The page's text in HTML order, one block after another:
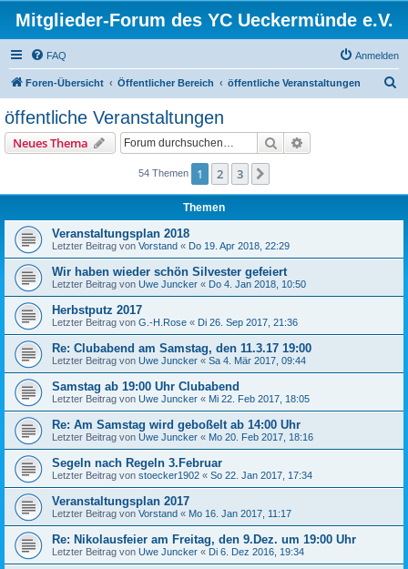
Mitglieder-Forum des YC Ueckermünde e.V.
FAQ Anmelden
Foren-Übersicht Öffentlicher Bereich öffentliche Veranstaltungen
öffentliche Veranstaltungen
Neues Thema Suche
54 Themen 1 2 3
Themen
Veranstaltungsplan 2018
Letzter Beitrag von Vorstand « Do 19. Apr 2018, 22:29
Wir haben wieder schön Silvester gefeiert
Letzter Beitrag von Uwe Juncker « Do 4. Jan 2018, 10:50
Herbstputz 2017
Letzter Beitrag von G.-H.Rose « Di 26. Sep 2017, 21:36
Re: Clubabend am Samstag, den 11.3.17 19:00
Letzter Beitrag von Uwe Juncker « Sa 4. Mär 2017, 09:44
Samstag ab 19:00 Uhr Clubabend
Letzter Beitrag von Uwe Juncker « Mi 22. Feb 2017, 18:05
Re: Am Samstag wird geboßelt ab 14:00 Uhr
Letzter Beitrag von Uwe Juncker « Mo 20. Feb 2017, 18:16
Segeln nach Regeln 3.Februar
Letzter Beitrag von stoecker1902 « So 22. Jan 2017, 17:34
Veranstaltungsplan 2017
Letzter Beitrag von Vorstand « Mo 16. Jan 2017, 11:17
Re: Nikolausfeier am Freitag, den 9.Dez. um 19:00 Uhr
Letzter Beitrag von Uwe Juncker « Di 6. Dez 2016, 19:34